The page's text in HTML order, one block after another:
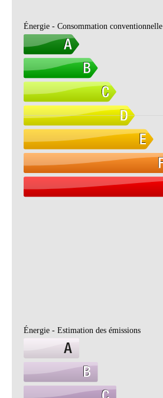
Énergie - Consommation conventionnelle
Énergie - Estimation des émissions